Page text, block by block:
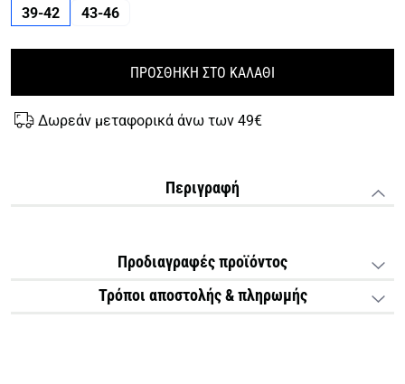
39-42 43-46
ΠΡΟΣΘΗΚΗ ΣΤΟ ΚΑΛΑΘΙ
Δωρεάν μεταφορικά άνω των 49€
Περιγραφή
Προδιαγραφές προϊόντος
Τρόποι αποστολής & πληρωμής